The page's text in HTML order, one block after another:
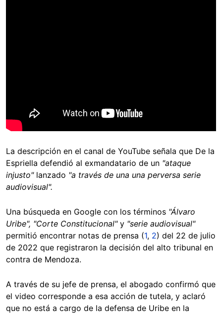
La descripción en el canal de YouTube señala que De la
Espriella defendió al exmandatario de un "ataque
injusto"lanzado "a través de una una perversa serie
audiovisual".
Una búsqueda en Google con los términos "Álvaro
Uribe", "Corte Constitucional" y "serie audiovisual"
permitió encontrar notas de prensa (1, 2) del 22 de julio
de 2022 que registraron la decisión del alto tribunal en
contra de Mendoza.
A través de su jefe de prensa, el abogado confirmó que
el video corresponde a esa acción de tutela, y aclaró
que no está a cargo de la defensa de Uribe en la